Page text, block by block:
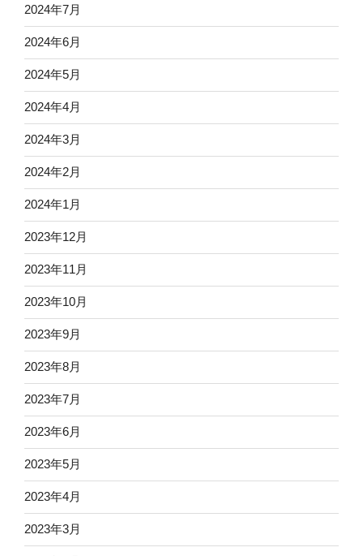
2024年7月
2024年6月
2024年5月
2024年4月
2024年3月
2024年2月
2024年1月
2023年12月
2023年11月
2023年10月
2023年9月
2023年8月
2023年7月
2023年6月
2023年5月
2023年4月
2023年3月